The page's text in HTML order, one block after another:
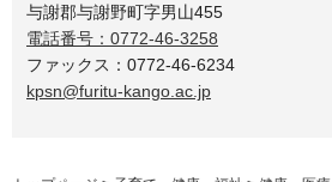
与謝郡与謝野町字男山455
電話番号：0772-46-3258
ファックス：0772-46-6234
kpsn@furitu-kango.ac.jp